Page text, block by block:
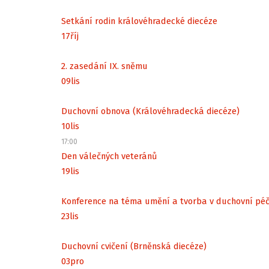
Setkání rodin královéhradecké diecéze
17říj
2. zasedání IX. sněmu
09lis
Duchovní obnova (Královéhradecká diecéze)
10lis
17:00
Den válečných veteránů
19lis
Konference na téma umění a tvorba v duchovní
23lis
Duchovní cvičení (Brněnská diecéze)
03pro